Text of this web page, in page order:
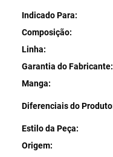
Indicado Para
Composição
Linha
Garantia do Fabricante
Manga
Diferenciais do Produto
Estilo da Peça
Origem